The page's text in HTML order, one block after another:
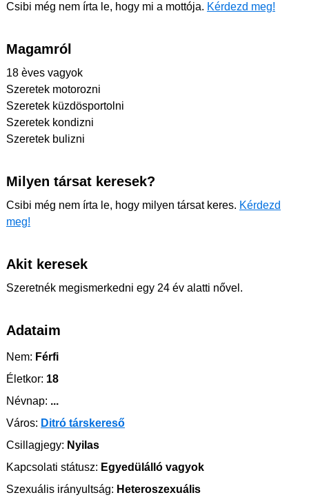
Csibi még nem írta le, hogy mi a mottója. Kérdezd meg!
Magamról
18 èves vagyok
Szeretek motorozni
Szeretek küzdösportolni
Szeretek kondizni
Szeretek bulizni
Milyen társat keresek?
Csibi még nem írta le, hogy milyen társat keres. Kérdezd
meg!
Akit keresek
Szeretnék megismerkedni egy 24 év alatti nővel.
Adataim
Nem: Férfi
Életkor: 18
Névnap: ...
Város: Ditró társkereső
Csillagjegy: Nyilas
Kapcsolati státusz: Egyedülálló vagyok
Szexuális irányultság: Heteroszexuális